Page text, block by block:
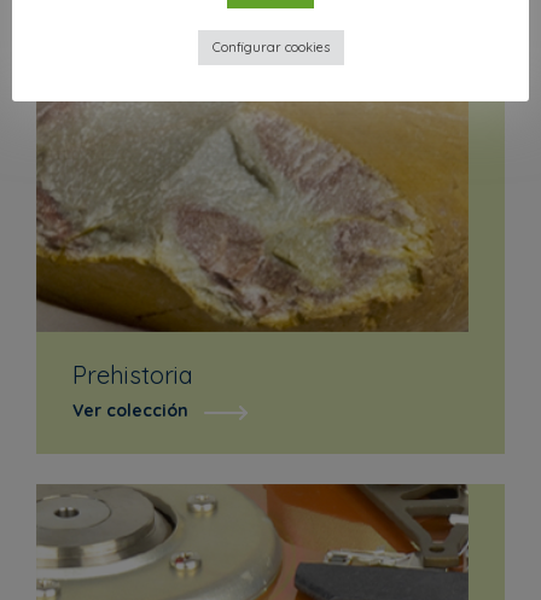
Otras colecciones
Prehistoria
Ver colección
Configurar cookies